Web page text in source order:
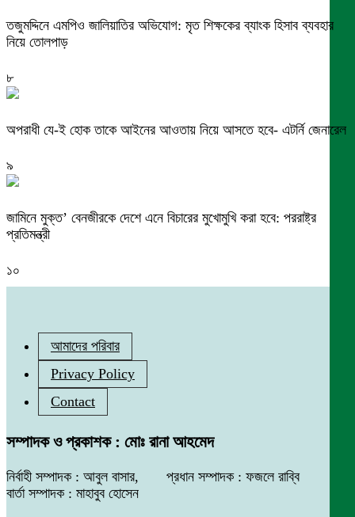
তজুমদ্দিনে এমপিও জালিয়াতির অভিযোগ: মৃত শিক্ষকের ব্যাংক হিসাব ব্যবহার
নিয়ে তোলপাড়
৮
অপরাধী যে-ই হোক তাকে আইনের আওতায় নিয়ে আসতে হবে- এটর্নি জেনারেল
৯
জামিনে মুক্ত’ বেনজীরকে দেশে এনে বিচারের মুখোমুখি করা হবে: পররাষ্ট্র
প্রতিমন্ত্রী
১০
আমাদের পরিবার
Privacy Policy
Contact
সম্পাদক ও প্রকাশক : মোঃ রানা আহমেদ
নির্বাহী সম্পাদক : আবুল বাসার, প্রধান সম্পাদক : ফজলে রাব্বি
বার্তা সম্পাদক : মাহাবুব হোসেন